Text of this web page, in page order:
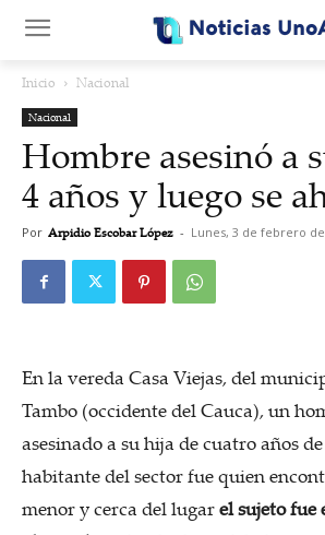
Inicio Nacional
Nacional
Hombre asesinó a
4 años y luego se
Por Arpidio Escobar López - Lunes, 3 de febrero de
En la vereda Casa Viejas, del
Tambo (occidente del Cauca), un
asesinado a su hija de cuatro años
habitante del sector fue quien
menor y cerca del lugarel sujeto fue